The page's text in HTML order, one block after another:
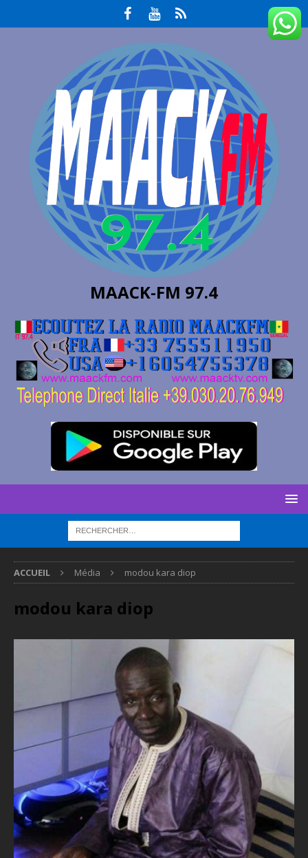
MAACK-FM 97.4
ACCUEIL Média modou kara diop
modou kara diop